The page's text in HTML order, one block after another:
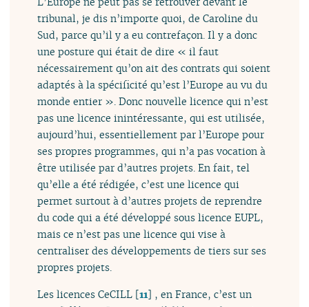
tribunal, je dis n’importe quoi, de Caroline du
Sud, parce qu’il y a eu contrefaçon. Il y a donc
une posture qui était de dire « il faut
nécessairement qu’on ait des contrats qui soient
adaptés à la spécificité qu’est l’Europe au vu du
monde entier ». Donc nouvelle licence qui n’est
pas une licence inintéressante, qui est utilisée,
aujourd’hui, essentiellement par l’Europe pour
ses propres programmes, qui n’a pas vocation à
être utilisée par d’autres projets. En fait, tel
qu’elle a été rédigée, c’est une licence qui
permet surtout à d’autres projets de reprendre
du code qui a été développé sous licence EUPL,
mais ce n’est pas une licence qui vise à
centraliser des développements de tiers sur ses
propres projets.
Les licences CeCILL [11] , en France, c’est un